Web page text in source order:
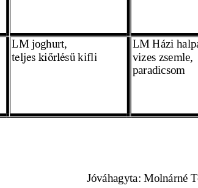
LM joghurt,
teljes kiőrlésű kifli
LM Házi
vizes zsemle,
paradicsom
            Jóváhagyta:
Molnárné